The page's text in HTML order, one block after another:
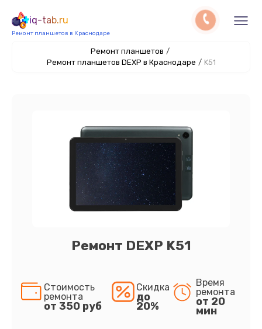
iq-tab.ru
Ремонт планшетов в Краснодаре
Ремонт планшетов /
Ремонт планшетов DEXP в Краснодаре / K51
Ремонт DEXP K51
Стоимость
ремонта
от 350 руб
Скидка
до
20%
Время
ремонта
от 20
мин